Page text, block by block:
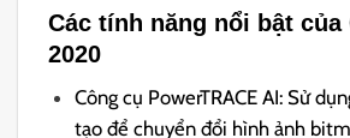
Các tính năng nổi bật của
2020
Công cụ PowerTRACE AI: Sử
tạo để chuyển đổi hình ảnh